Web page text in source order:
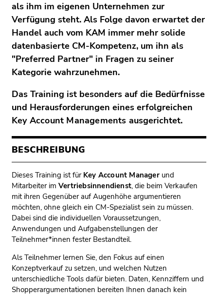
als ihm im eigenen Unternehmen zur
Verfügung steht. Als Folge davon erwartet der
Handel auch vom KAM immer mehr solide
datenbasierte CM-Kompetenz, um ihn als
"Preferred Partner" in Fragen zu seiner
Kategorie wahrzunehmen.
Das Training ist besonders auf die Bedürfnisse
und Herausforderungen eines erfolgreichen
Key Account Managements ausgerichtet.
BESCHREIBUNG
Dieses Training ist für Key Account Managerund
Mitarbeiter im Vertriebsinnendienst, die beim Verkaufen
mit ihren Gegenüber auf Augenhöhe argumentieren
möchten, ohne gleich ein CM-Spezialist sein zu müssen.
Dabei sind die individuellen Voraussetzungen,
Anwendungen und Aufgabenstellungen der
Teilnehmer*innen fester Bestandteil.
Als Teilnehmer lernen Sie, den Fokus auf einen
Konzeptverkauf zu setzen, und welchen Nutzen
unterschiedliche Tools dafür bieten. Daten, Kennziffern und
Shopperargumentationen bereiten Ihnen danach kein